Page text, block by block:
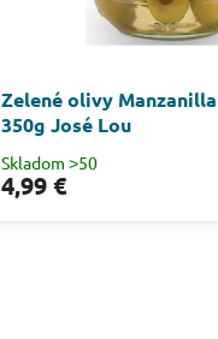
Zelené olivy
350g José Lou
Skladom ˃50
4,99 €